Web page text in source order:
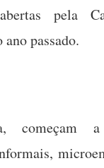
pela
passado.
começam